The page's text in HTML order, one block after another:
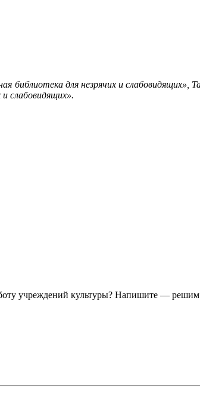
библиотека для незрячих и слабовидящих»,
слабовидящих».
учреждений культуры? Напишите —